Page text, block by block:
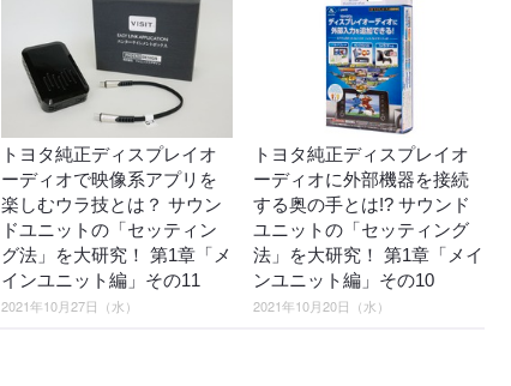
トヨタ純正ディスプレイオ
ーディオで映像系アプリを
楽しむウラ技とは？ サウン
ドユニットの「セッティン
グ法」を大研究！ 第1章「メ
インユニット編」その11
2021年10月27日（水）
トヨタ純正ディスプレイオ
ーディオに外部機器を接続
する奥の手とは!? サウンド
ユニットの「セッティング
法」を大研究！ 第1章「メイ
ンユニット編」その10
2021年10月20日（水）